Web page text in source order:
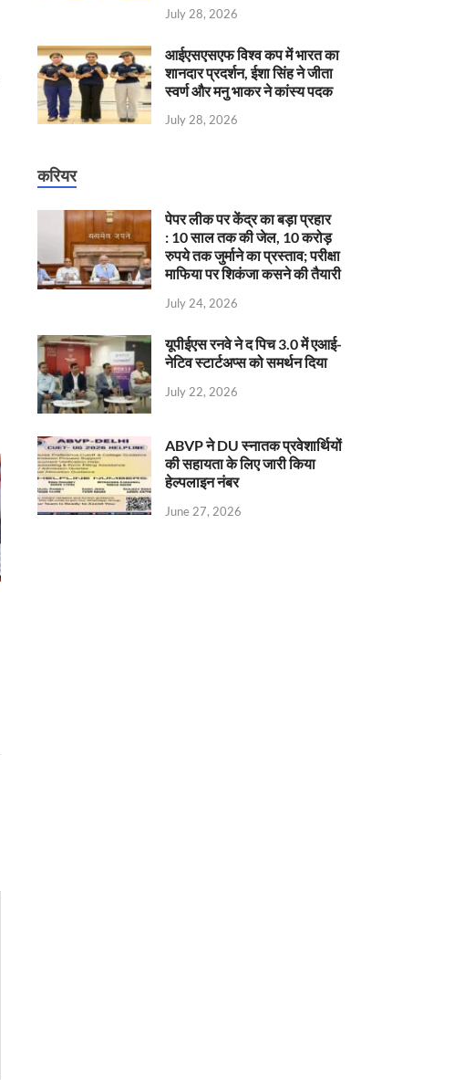
July 28, 2026
आईएसएसएफ विश्व कप में भारत का
शानदार प्रदर्शन, ईशा सिंह ने जीता
स्वर्ण और मनु भाकर ने कांस्य पदक
July 28, 2026
करियर
पेपर लीक पर केंद्र का बड़ा प्रहार
: 10 साल तक की जेल, 10 करोड़
रुपये तक जुर्माने का प्रस्ताव; परीक्षा
माफिया पर शिकंजा कसने की तैयारी
July 24, 2026
यूपीईएस रनवे ने द पिच 3.0 में एआई-
नेटिव स्टार्टअप्स को समर्थन दिया
July 22, 2026
ABVP ने DU स्नातक प्रवेशार्थियों
की सहायता के लिए जारी किया
हेल्पलाइन नंबर
June 27, 2026